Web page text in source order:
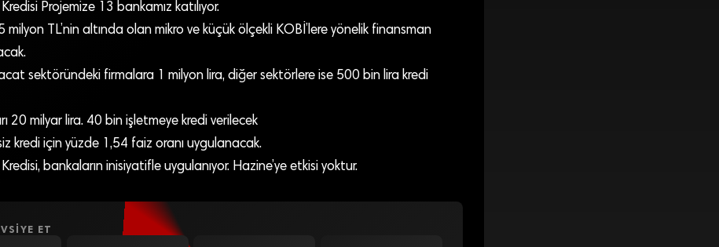
Projemize 13 bankamız katılıyor.
milyon TL’nin altında olan mikro ve küçük ölçekli KOBİ’lere yönelik finansman
sektöründeki firmalara 1 milyon lira, diğer sektörlere ise 500 bin lira kredi
20 milyar lira. 40 bin işletmeye kredi verilecek
kredi için yüzde 1,54 faiz oranı uygulanacak.
bankaların inisiyatifle uygulanıyor. Hazine’ye etkisi yoktur.
ET